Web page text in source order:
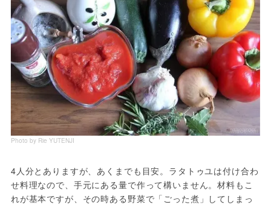
Photo by Rie YUTENJI
4人分とありますが、あくまでも目安。ラタトゥユは付け合わ
せ料理なので、手元にある量で作って構いません。材料もこ
れが基本ですが、その時ある野菜で「ごった煮」してしまっ